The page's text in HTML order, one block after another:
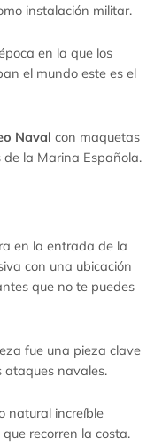
instalación militar.
en la que los
el mundo este es el
Naval con maquetas
de la Marina Española.
en la entrada de la
con una ubicación
que no te puedes
fue una pieza clave
ataques navales.
natural increíble
recorren la costa.